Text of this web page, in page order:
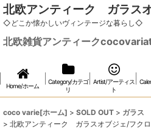
北欧アンティーク ガラス
◇どこか懐かしいヴィンテージな暮らし◇
北欧雑貨アンティーク
Home/ホーム
Category/カテゴ
リ
Artist/アーティス
ト
coco varie[ホーム] > SOLD OUT > ガラス
> 北欧アンティーク ガラスオブジェ/フク